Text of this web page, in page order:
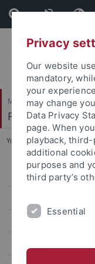
Skip
to
content
Skip
to
footer
Mathematisch-
Fachbereich
You are here:
Algebra
Geometrie
Privacy
Our website
mandatory,
your
may change
Data Privacy
page. When
playback,
additional
purposes and
third party’s
Essential